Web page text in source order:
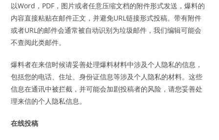
以Word，PDF，图片或者任意压缩文档的附件形式发送，爆料的
内容直接粘贴在邮件正文，并避免URL链接形式投稿。带有附件
或者URL的邮件会通常被自动识别为垃圾邮件，我们编辑可能会
不查阅此类邮件。
爆料者在来信时候请妥善处理爆料材料中涉及个人隐私的信息，
包括您的电话、住址、身份证信息等涉及个人隐私的材料。这些
信息在通讯中被拦截，并可能会加剧投稿者的风险，请您妥善处
理来信的个人隐私信息。
在线投稿